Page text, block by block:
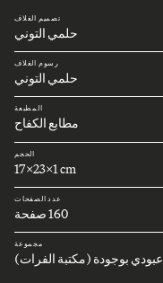
تصميم الغلاف
حلمي التوني
رسوم الغلاف
حلمي التوني
المطبعة
مطابع الكفاح
الحجم
17x23x1 cm
عدد الصفحات
160 صفحة
مجموعة
عبودي بوجودة (مكتبة الفرات)